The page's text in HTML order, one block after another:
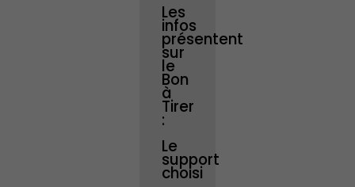
Les
infos
présentent
sur
le
Bon
à
Tirer
:
Le
support
choisi